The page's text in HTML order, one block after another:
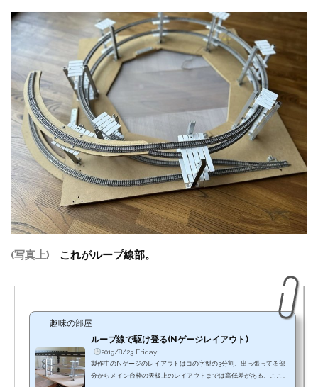
(写真上) これがループ線部。
趣味の部屋
ループ線で駆け登る(Nゲージレイアウト)
2019/8/23 Friday
製作中のNゲージのレイアウトはコの字型の3分割。出っ張ってる部
分からメイン台枠の天板上のレイアウトまでは高低差がある。ここは